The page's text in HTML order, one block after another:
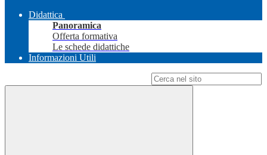
Didattica
Panoramica
Offerta formativa
Le schede didattiche
Informazioni Utili